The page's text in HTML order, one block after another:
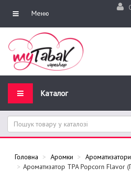
Меню
Каталог
Головна Аромки
Ароматизатор TPA Popcorn Flavor